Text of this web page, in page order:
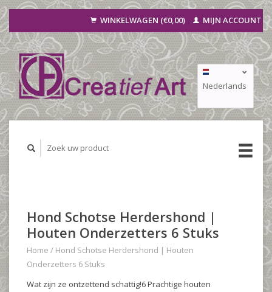
WINKELWAGEN (€0,00) MIJN ACCOUNT
Nederlands
Deutsch
Hond Schotse Herdershond |
Houten Onderzetters 6 Stuks
Home / Hond Schotse Herdershond | Houten
Onderzetters 6 Stuks
Wat zijn ze ontzettend schattig!6 Prachtige houten